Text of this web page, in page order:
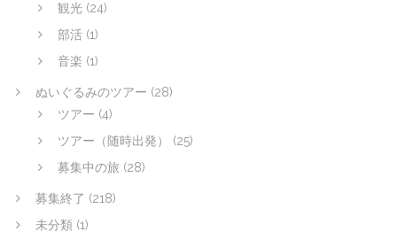
観光 (24)
部活 (1)
音楽 (1)
ぬいぐるみのツアー (28)
ツアー (4)
ツアー（随時出発）
(25)
募集中の旅 (28)
募集終了 (218)
未分類 (1)